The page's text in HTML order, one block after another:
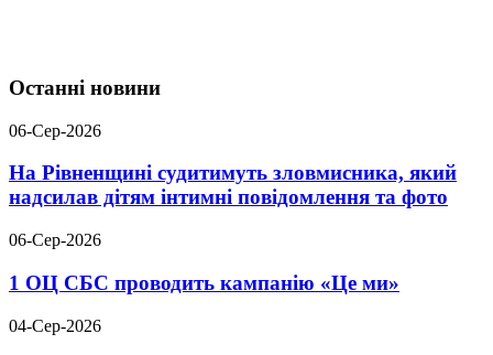
Останні новини
06-Сер-2026
На Рівненщині судитимуть зловмисника, який
надсилав дітям інтимні повідомлення та фото
06-Сер-2026
1 ОЦ СБС проводить кампанію «Це ми»
04-Сер-2026